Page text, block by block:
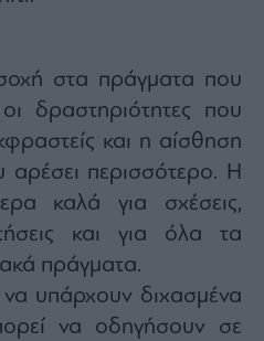
στα πράγματα που
δραστηριότητες που
και η αίσθηση
αρέσει περισσότερο. Η
καλά για σχέσεις,
και για όλα τα
πράγματα.
να υπάρχουν διχασμένα
να οδηγήσουν σε